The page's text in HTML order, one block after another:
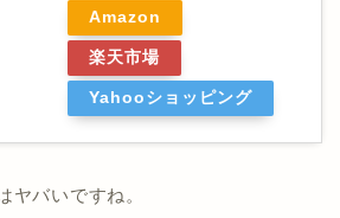
Amazon
楽天市場
Yahooショッピング
ヤバいですね。